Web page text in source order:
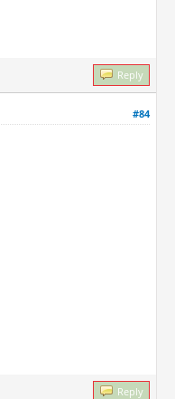
Reply
#84
Reply